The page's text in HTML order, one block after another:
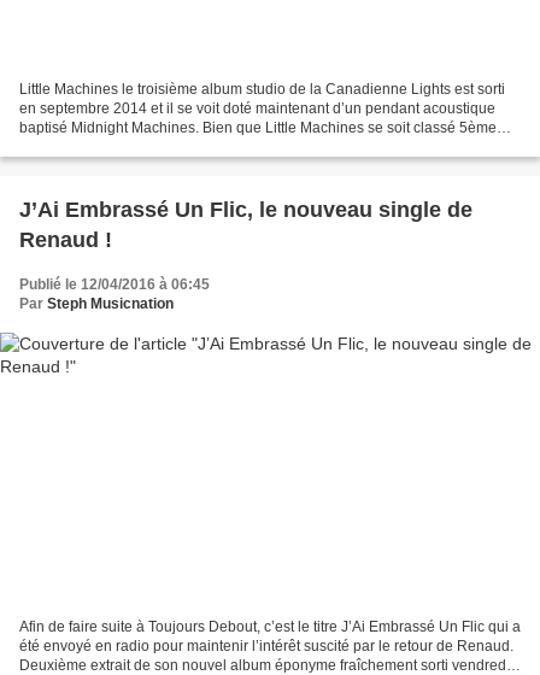
Little Machines le troisième album studio de la Canadienne Lights est sorti
en septembre 2014 et il se voit doté maintenant d’un pendant acoustique
baptisé Midnight Machines. Bien que Little Machines se soit classé 5ème
J’Ai Embrassé Un Flic, le nouveau single de
Renaud !
Publié le 12/04/2016 à 06:45
Par Steph Musicnation
Afin de faire suite à Toujours Debout, c’est le titre J’Ai Embrassé Un Flic qui a
été envoyé en radio pour maintenir l’intérêt suscité par le retour de Renaud.
Deuxième extrait de son nouvel album éponyme fraîchement sorti vendredi